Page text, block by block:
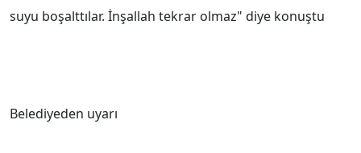
suyu boşalttılar. İnşallah tekrar olmaz" diye konuştu
Belediyeden uyarı